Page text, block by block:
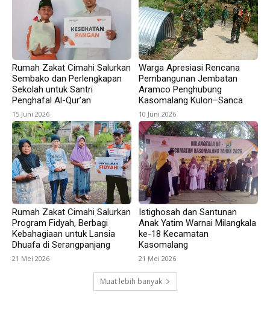
Rumah Zakat Cimahi Salurkan
Sembako dan Perlengkapan
Sekolah untuk Santri
Penghafal Al-Qur’an
15 Juni 2026
Warga Apresiasi Rencana
Pembangunan Jembatan
Aramco Penghubung
Kasomalang Kulon–Sanca
10 Juni 2026
Rumah Zakat Cimahi Salurkan
Program Fidyah, Berbagi
Kebahagiaan untuk Lansia
Dhuafa di Serangpanjang
21 Mei 2026
Istighosah dan Santunan
Anak Yatim Warnai Milangkala
ke-18 Kecamatan
Kasomalang
21 Mei 2026
Muat lebih banyak